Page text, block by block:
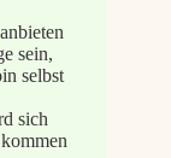
sein,
selbst
sich